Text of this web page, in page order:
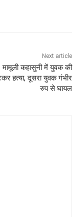
Next article
मामूली कहासुनी में युवक की
हत्या, दूसरा युवक गंभीर
रुप से घायल